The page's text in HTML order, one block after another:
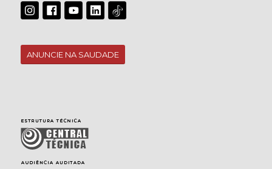
ANUNCIE NA SAUDADE